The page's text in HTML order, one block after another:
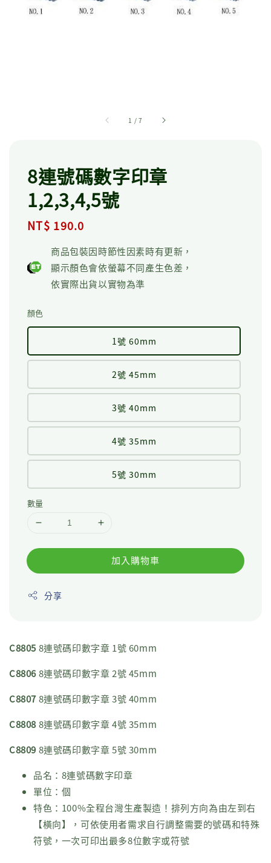
1 /7
8連號碼數字印章
1,2,3,4,5號
Regular
NT$ 190.0
商品包裝因時節性因素時有更新，
顯示顏色會依螢幕不同產生色差，
依實際出貨以實物為準
顏色
1號 60mm
2號 45mm
3號 40mm
4號 35mm
5號 30mm
數量
加入購物車
分享
C8805 8連號碼印數字章 1號 60mm
C88068連號碼印數字章 2號 45mm
C88078連號碼印數字章 3號 40mm
C88088連號碼印數字章 4號 35mm
C8809 8連號碼印數字章 5號 30mm
品名：8連號碼數字印章
單位：個
特色：100%全程台灣生產製造！排列方向為由左到右
【橫向】，可依使用者需求自行調整需要的號碼和特殊
符號，一次可印出最多8位數字或符號